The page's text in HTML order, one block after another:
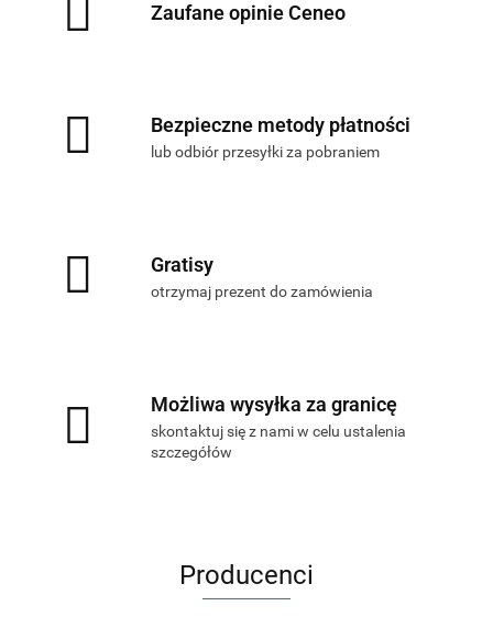
Zaufane opinie Ceneo
Bezpieczne metody płatności
lub odbiór przesyłki za pobraniem
Gratisy
otrzymaj prezent do zamówienia
Możliwa wysyłka za granicę
skontaktuj się z nami w celu ustalenia
szczegółów
Producenci